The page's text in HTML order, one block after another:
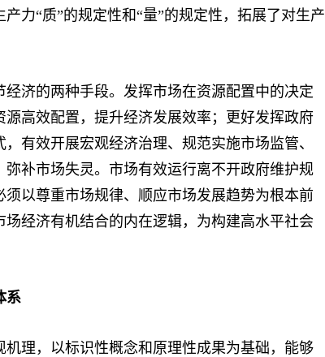
力“质”的规定性和“量”的规定性，拓展了对生产
济的两种手段。发挥市场在资源配置中的决定
高效配置，提升经济发展效率；更好发挥政府
有效开展宏观经济治理、规范实施市场监管、
补市场失灵。市场有效运行离不开政府维护规
以尊重市场规律、顺应市场发展趋势为根本前
经济有机结合的内在逻辑，为构建高水平社会
系
理，以标识性概念和原理性成果为基础，能够